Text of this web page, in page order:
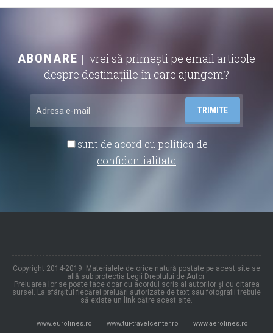
ABONARE
vrei să primești pe email articole
despre destinațiile în care ajungem?
sunt de acord cu politica de
confidentialitate
Copyright 2014-2019: Materialele de orice natură postate pe acest site se
află sub protecția Legii Dreptului de Autor.
Preluarea lor se poate face doar cu acordul scris al autorilor și cu citarea
sursei. La sfârșitul fiecărei preluări autorizate de text sau fotografii trebuie
să existe un link către acest site.
www.eurolines.ro www.tui-travelcenter.ro www.aerolines.ro